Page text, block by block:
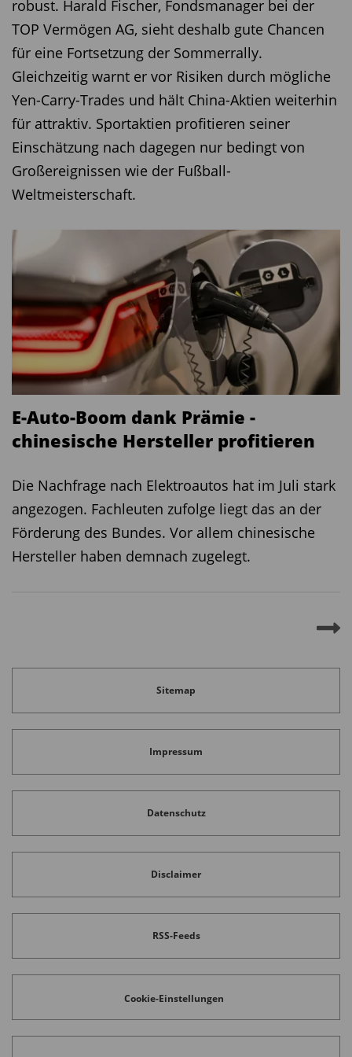
denen Risiken beispielsweise von
Waffenherstellern oder
Atomkraftwerksbetreibern abgesichert werden“,
erklärt Haefliger seinen Investmentansatz, der
gerade im Bereich Research eine besondere
Herausforderung bereithalte: „Die
Rückversicherer wollen sich nicht gerne in die
Karten schauen lassen“, sagt Markus Haefliger.
Die Transparenz sei ausbaufähig. Sein
Speerspitze und als Vorreiter bezeichnet werden.
Einig sind sich alle Experten, dass die Vorgaben
aus der Politik, was eine einheitliche Definition
von ESG-Kriterien anbelangt, durchaus hilfreich
sein kann. Der entscheidende Weg, um
tatsächlich nachhaltig positiv auf eine sozial
gerechtere und ökologisch verantwortlichere
Unternehmenspolitik einzuwirken, seien die
direkten Gespräche der Fondsmanager mit den
bewirke, wenn man immer und immer wieder auf
ESG-Kriterien zu sprechen komme, ein
Umdenken. Aktives Fondsmanagement, von
vielen Schultern unterschiedlicher
robust. Harald Fischer, Fondsmanager bei der
TOP Vermögen AG, sieht deshalb gute Chancen
für eine Fortsetzung der Sommerrally.
Gleichzeitig warnt er vor Risiken durch mögliche
Yen-Carry-Trades und hält China-Aktien weiterhin
für attraktiv. Sportaktien profitieren seiner
Einschätzung nach dagegen nur bedingt von
Großereignissen wie der Fußball-
Weltmeisterschaft.
E-Auto-Boom dank Prämie -
chinesische Hersteller profitieren
Die Nachfrage nach Elektroautos hat im Juli stark
angezogen. Fachleuten zufolge liegt das an der
Förderung des Bundes. Vor allem chinesische
Hersteller haben demnach zugelegt.
Sitemap
Impressum
Datenschutz
Disclaimer
RSS-Feeds
Cookie-Einstellungen